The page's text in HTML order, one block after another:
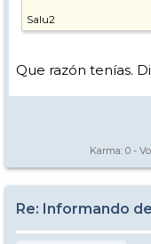
Salu2
Que razón tenías.
Karma: 0 -
Re: Informando